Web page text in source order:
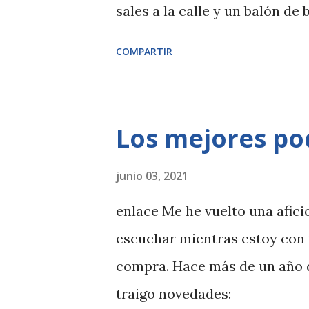
sales a la calle y un balón de
para alcanzar ese pase
esos niñ@s no han pensado
como a un jovenzuelo
saltar a la comba como una
apetezca si no porque tu
tobogán del que dudas si
COMPARTIR
Los mejores
junio 03, 2021
enlace Me he vuelto una
escuchar mientras estoy con
compra. Hace más de un
traigo novedades: